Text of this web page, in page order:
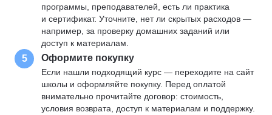
программы, преподавателей, есть ли практика
и сертификат. Уточните, нет ли скрытых расходов —
например, за проверку домашних заданий или
доступ к материалам.
5 Оформите покупку
Если нашли подходящий курс — переходите на сайт
школы и оформляйте покупку. Перед оплатой
внимательно прочитайте договор: стоимость,
условия возврата, доступ к материалам и поддержку.